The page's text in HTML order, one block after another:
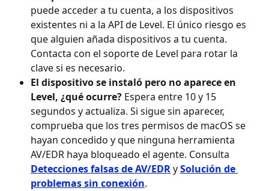
puede acceder a tu cuenta, a los dispositivos
existentes ni a la API de Level. El único riesgo es
que alguien añada dispositivos a tu cuenta.
Contacta con el soporte de Level para rotar la
clave si es necesario.
El dispositivo se instaló pero no aparece en
Level, ¿qué ocurre? Espera entre 10 y 15
segundos y actualiza. Si sigue sin aparecer,
comprueba que los tres permisos de macOS se
hayan concedido y que ninguna herramienta
AV/EDR haya bloqueado el agente. Consulta
Detecciones falsas de AV/EDR y Solución de
problemas sin conexión.